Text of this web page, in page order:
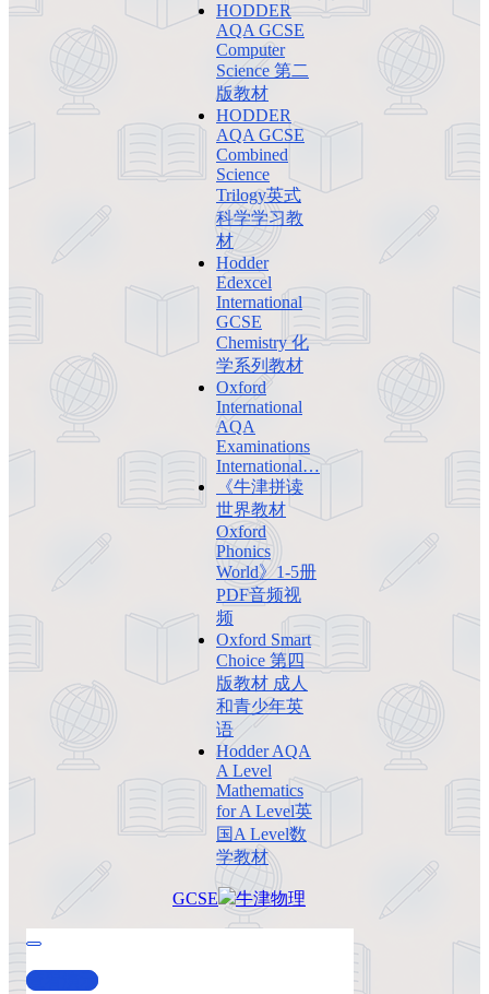
HODDER
AQA GCSE
Computer
Science 第二
版教材
HODDER
AQA GCSE
Combined
Science
Trilogy英式
科学学习教
材
Hodder
Edexcel
International
GCSE
Chemistry 化
学系列教材
Oxford
International
AQA
Examinations
International…
《牛津拼读
世界教材
Oxford
Phonics
World》1-5册
PDF音频视
频
Oxford Smart
Choice 第四
版教材 成人
和青少年英
语
Hodder AQA
A Level
Mathematics
for A Level英
国A Level数
学教材
GCSE 牛津物理
查看演示